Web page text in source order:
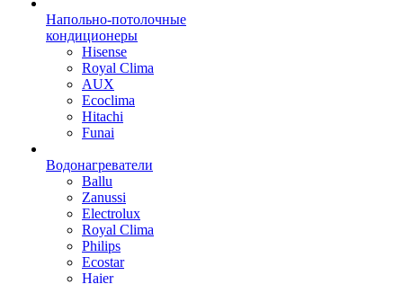
Напольно-потолочные
кондиционеры
Hisense
Royal Clima
AUX
Ecoclima
Hitachi
Funai
Водонагреватели
Ballu
Zanussi
Electrolux
Royal Clima
Philips
Ecostar
Haier